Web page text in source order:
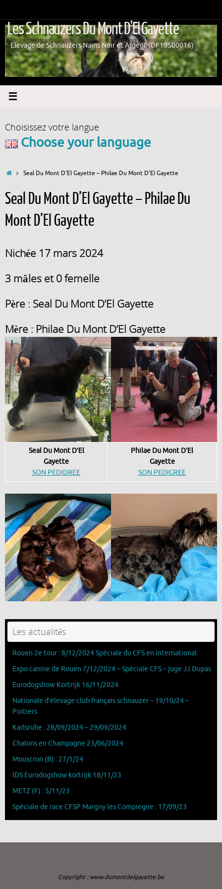
contenu
Les Schnauzers Du Mont D'El Gayette
Elevage de Schnauzers Nains Noir et Argent (DF10500016)
Choisissez votre langue
Choose your language
Accueil
Seal Du Mont D’El Gayette – Philae Du Mont D’El Gayette
Seal Du Mont D’El Gayette – Philae Du
Mont D’El Gayette
Nichée 17 mars 2024
3 mâles et 0 femelle
Père : Seal Du Mont D’El Gayette
Mère : Philae Du Mont D’El Gayette
Seal Du Mont D’El
Gayette
SON PEDIDREE
Philae Du Mont D’El
Gayette
SON PEDIGREE
Les actualités
Rouen 2e tour : 8/12/2024 Spéciale du CFS en international
Expo canine de Rouen 7/12/2024 – Spéciale CFS – juge JJ Dupas
Eurodogshow Kortrijk 16/11/2024
Nationale d’élevage club français schnauzer – 19/10/24 –
Poitiers
Karlsruhe : 28/09/2024 – 29/09/2024
Chalons en Champagne 23/06/2024
Mouscron (B) : 27/1/24
IDS Eurodogshow kortrijk 18/11/23
METZ (F) : 5/11/23
Spéciale de race CFSP Margny les Compiegne : 17/09/23
Copyright : www.dumontdelgayette.be